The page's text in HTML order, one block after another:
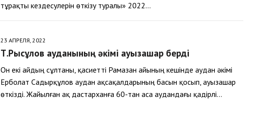
тұрақты кездесулерін өткізу туралы» 2022…
23 АПРЕЛЯ, 2022
Т.Рысқұлов ауданының әкімі ауызашар берді
Он екі айдың сұлтаны, қасиетті Рамазан айының кешінде аудан әкімі
Ерболат Садырқұлов аудан ақсақалдарының басын қосып, ауызашар
өткізді. Жайылған ақ дастарханға 60-тан аса аудандағы қадірлі…